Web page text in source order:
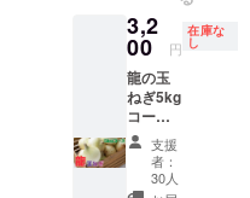
後、随
時発送
しま
す。 賞
味期限
は、日
陰で段
ボール
は開け
ご了承
くださ
い。 龍
の玉ね
ぎ3kg
コース
です！
1箱の個
数 約9
3,2
00 円
在庫な
し
龍の玉
ねぎ5kg
コース
です！
個数
約15個
です。
支援
者：
30人